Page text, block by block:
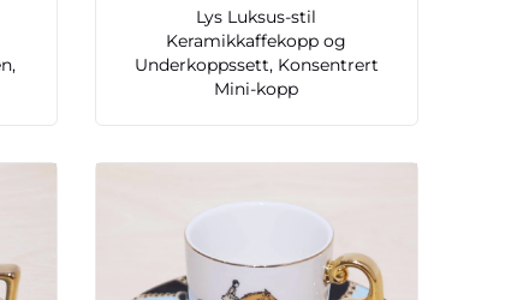
Lys Luksus-stil
Keramikkaffekopp og
Underkoppssett, Konsentrert
Mini-kopp